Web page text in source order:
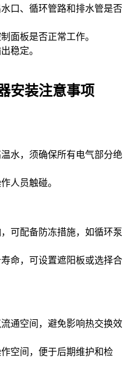
、循环管路和排水管是否
面板是否正常工作。
稳定。
安装注意事项
，须确保所有电气部分绝
人员触碰。
配备防冻措施，如循环泵
，可设置遮阳板或选择合
空间，避免影响热交换效
空间，便于后期维护和检